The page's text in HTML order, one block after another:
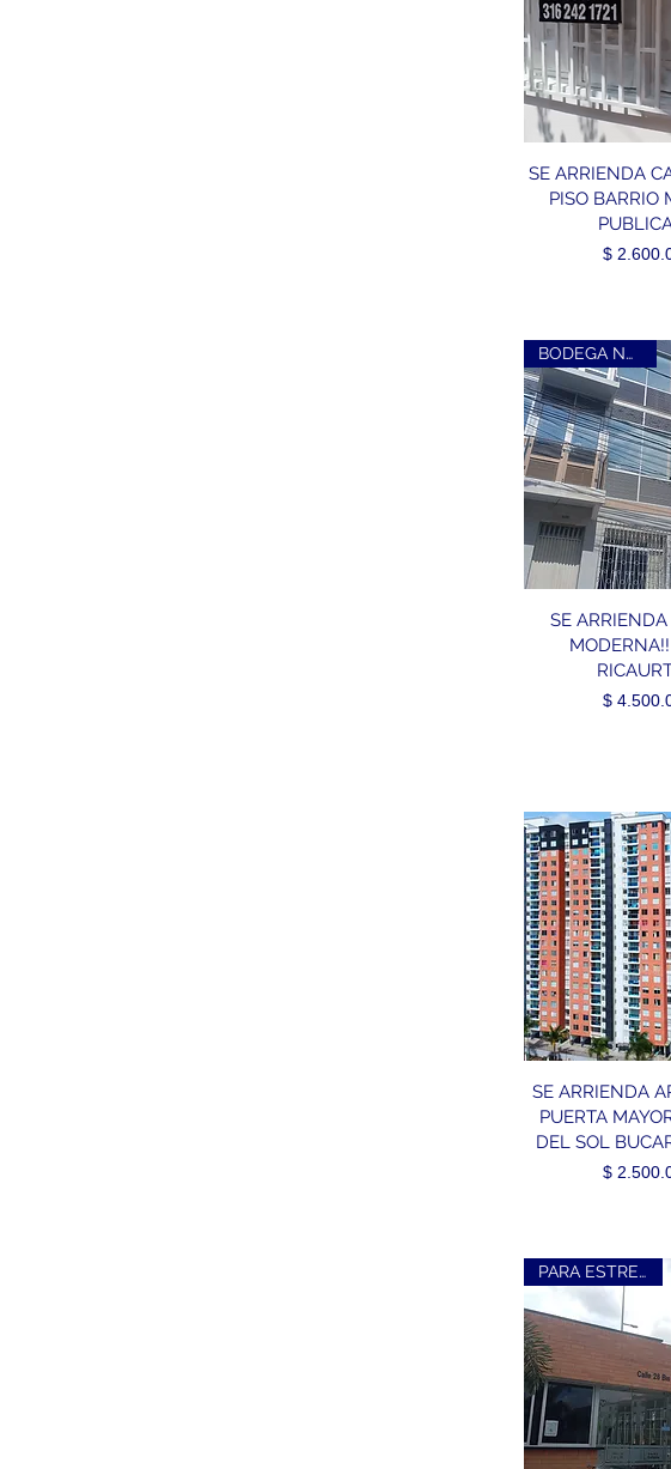
SE ARRIENDA
PISO BARRIO
$
BODEGA NUEVA!
SE
$
SE ARRIENDA
PUERTA
DEL SOL
$
PARA ESTRENAR!!